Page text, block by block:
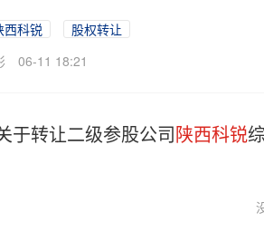
西科锐
股权转让
06-11 18:21
于转让二级参股公司陕西科锐